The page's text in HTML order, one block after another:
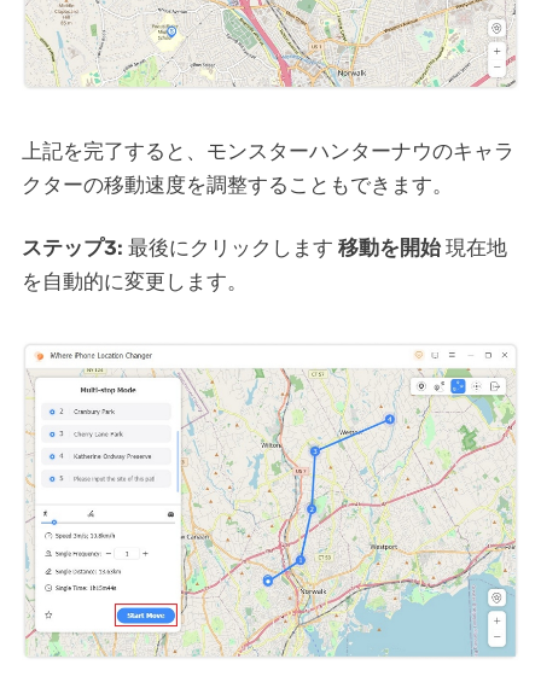
上記を完了すると、モンスターハンターナウのキャラ
クターの移動速度を調整することもできます。
ステップ3: 最後にクリックします 移動を開始現在地
を自動的に変更します。